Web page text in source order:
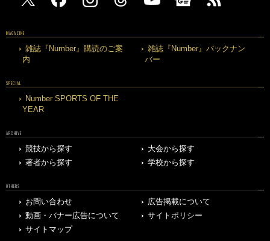
MAGAZINE
雑誌『Number』購読のご案
内
雑誌『Number』バックナン
バー
SPECIAL
Number SPORTS OF THE
YEAR
ARCHIVE
競技から探す
大会から探す
著者から探す
学校から探す
OTHERS
お問い合わせ
広告掲載について
動画・バナー広告について
サイトポリシー
サイトマップ